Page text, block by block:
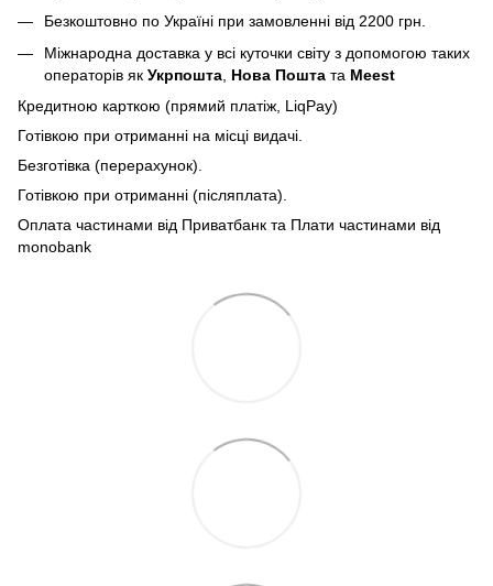
Безкоштовно по Україні при замовленні від 2200 грн.
Міжнародна доставка у всі куточки світу з допомогою таких
операторів як Укрпошта Нова Пошта та Meest
Кредитною карткою (прямий платіж, LiqPay)
Готівкою при отриманні на місці видачі.
Безготівка (перерахунок).
Готівкою при отриманні (післяплата).
Оплата частинами від Приватбанк та Плати частинами від
monobank